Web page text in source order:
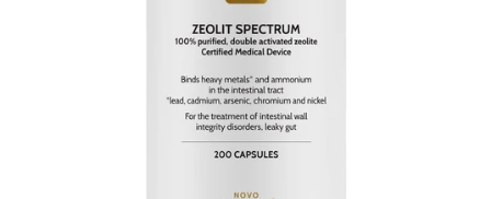
Si consumano broccoli (contengono sulforafano con
effetto anti-H. pylori), mirtilli, olio di cocco
(antibatterico), curcumina (preferibilmente lipozomala),